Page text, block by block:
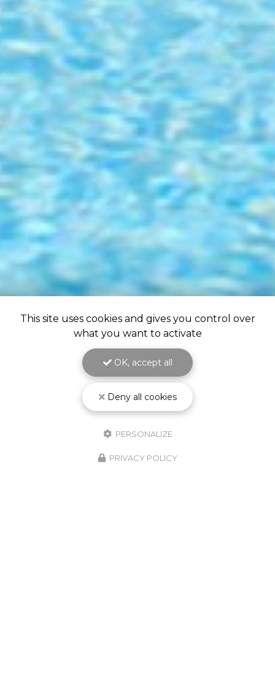
This site uses cookies and gives you control over
what you want to activate
OK, accept all
Deny all cookies
PERSONALIZE
PRIVACY POLICY